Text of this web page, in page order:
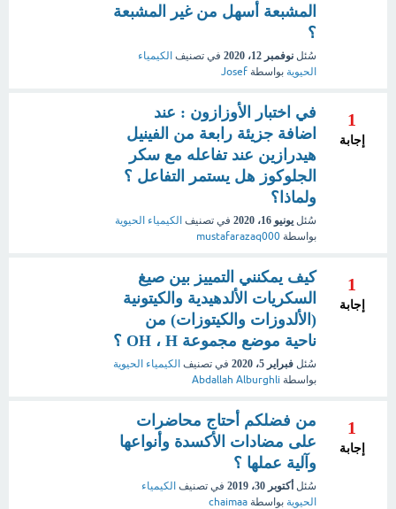
المشبعة أسهل من غير المشبعة
؟
سُئل نوفمبر 12، 2020 في تصنيف الكيمياء
الحيوية بواسطة Josef
1
إجابة
في اختبار الأوزازون : عند
اضافة جزيئة رابعة من الفينيل
هيدرازين عند تفاعله مع سكر
الجلوكوز هل يستمر التفاعل ؟
ولماذا؟
سُئل يونيو 16، 2020 في تصنيف الكيمياء الحيوية
بواسطة mustafarazaq000
1
إجابة
كيف يمكنني التمييز بين صيغ
السكريات الألدهيدية والكيتونية
(الألدوزات والكيتوزات) من
ناحية موضع مجموعة OH ، H ؟
سُئل فبراير 5، 2020 في تصنيف الكيمياء الحيوية
بواسطة Abdallah Alburghli
1
إجابة
من فضلكم أحتاج محاضرات
على مضادات الأكسدة وأنواعها
وآلية عملها ؟
سُئل أكتوبر 30، 2019 في تصنيف الكيمياء
الحيوية بواسطة chaimaa